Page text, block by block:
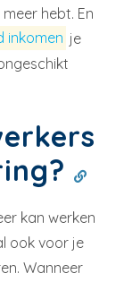
hebt. En
inkomen je
kan werken
ook voor je
Wanneer